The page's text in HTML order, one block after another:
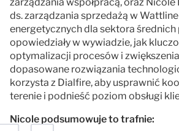
ds. zarządzania sprzedażą w
energetycznych dla sektora
opowiedziały w wywiadzie, jak
optymalizacji procesów i
dopasowane rozwiązania
korzysta z Dialfire, aby usprawnić
terenie i podnieść poziom obsługi
Nicole podsumowuje to trafnie: